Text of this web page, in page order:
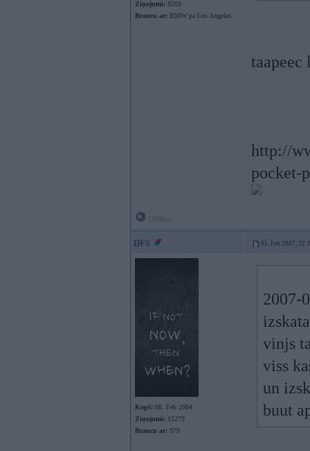
Ziņojumi: 8263
Braucu ar: BMW pa Los Angeles
taapeec
http://
pocket-
DFS 05. Feb 2007,
Kopš: 08. Feb 2004
Ziņojumi: 15279
Braucu ar: 979
2007-
vinjs
viss
un
buut